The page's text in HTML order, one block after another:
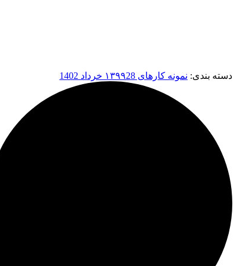
دسته بندی: نمونه کارهای ۱۳۹۹ 28 خرداد 1402